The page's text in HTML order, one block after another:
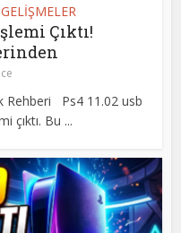
Çıktı!
Rehberi Ps4 11.02 usb
çıktı. Bu ...